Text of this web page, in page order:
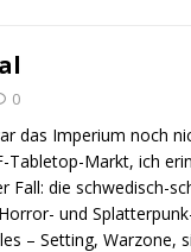
0
das Imperium noch
Tabletop-Markt, ich
Fall: die schwedisch-
und
– Setting, Warzone,